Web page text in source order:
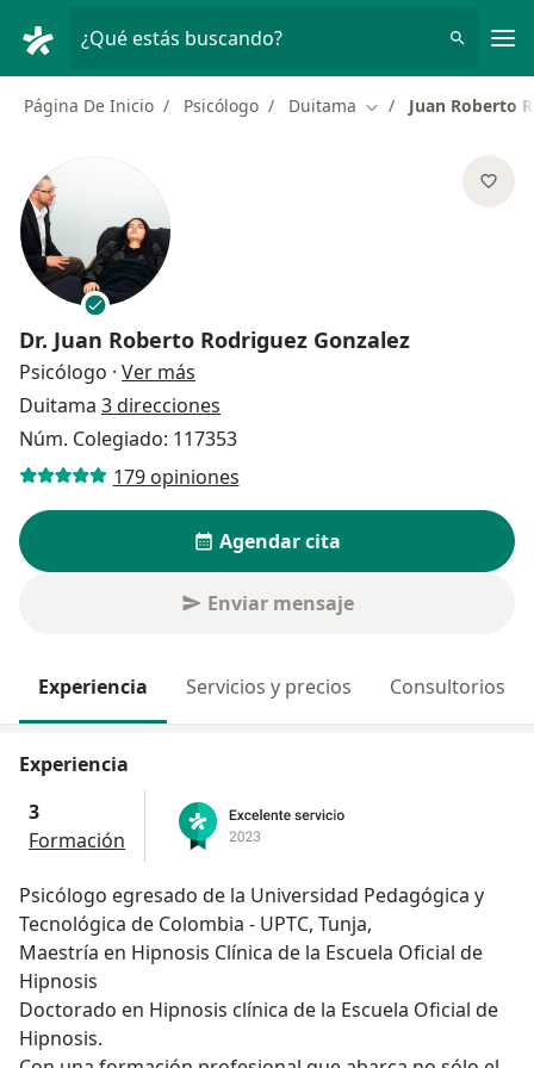
¿Qué estás buscando?
Página De Inicio Psicólogo Duitama Cambiar de ciudad
Juan Roberto
Dr. Juan Roberto Rodriguez Gonzalez
Psicólogo · Ver más
Duitama 3 direcciones
Núm. Colegiado: 117353
179 opiniones
Agendar cita
Enviar mensaje
Experiencia Servicios y precios Consultorios
Experiencia
3
Formación
Psicólogo egresado de la Universidad Pedagógica y
Tecnológica de Colombia - UPTC, Tunja,
Maestría en Hipnosis Clínica de la Escuela Oficial de
Hipnosis
Doctorado en Hipnosis clínica de la Escuela Oficial de
Hipnosis.